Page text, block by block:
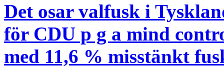
Det osar valfusk i
för CDU p g a mind
med 11,6 % misstänkt